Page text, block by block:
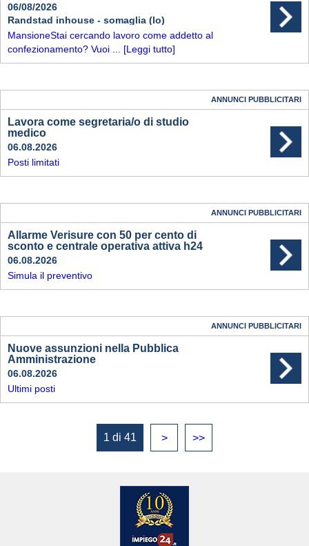
06/08/2026
Randstad inhouse - somaglia (lo)
MansioneStai cercando lavoro come addetto al
confezionamento? Vuoi ... [Leggi tutto]
ANNUNCI PUBBLICITARI
Lavora come segretaria/o di studio
medico
06.08.2026
Posti limitati
ANNUNCI PUBBLICITARI
Allarme Verisure con 50 per cento di
sconto e centrale operativa attiva h24
06.08.2026
Simula il preventivo
ANNUNCI PUBBLICITARI
Nuove assunzioni nella Pubblica
Amministrazione
06.08.2026
Ultimi posti
1 di 41 > >>